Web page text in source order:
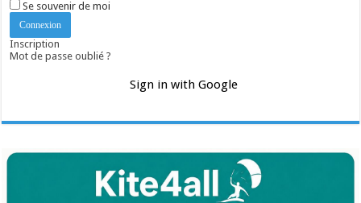
Se souvenir de moi
Inscription
Mot de passe oublié ?
Sign in with Google